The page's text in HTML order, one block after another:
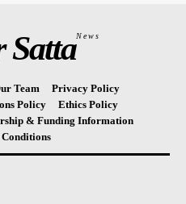
SattaNews
Team
Privacy Policy
Policy
Ethics Policy
& Funding Information